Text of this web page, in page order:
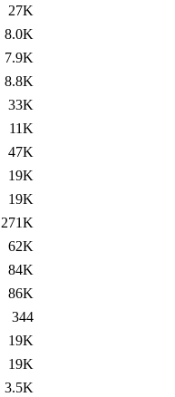
27K
8.0K
7.9K
8.8K
33K
11K
47K
19K
19K
271K
62K
84K
86K
344
19K
19K
3.5K